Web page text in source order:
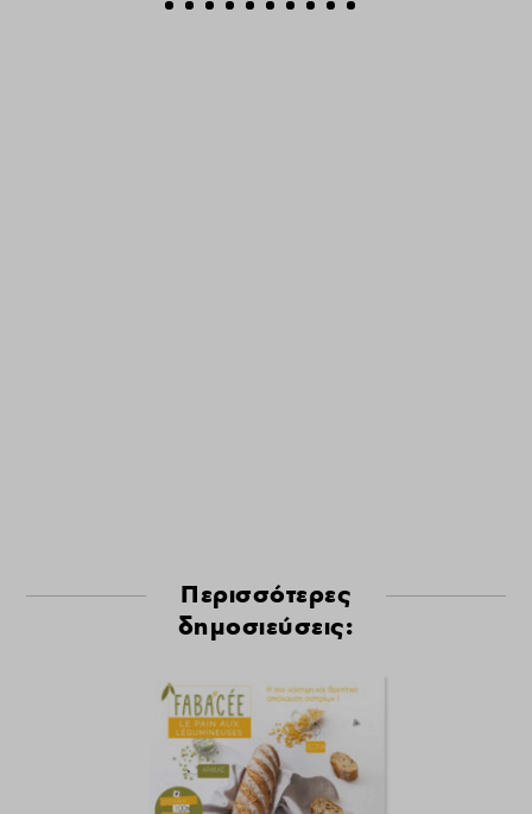
Περισσότερες
δημοσιεύσεις: